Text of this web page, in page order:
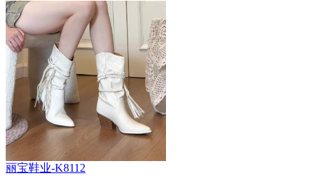
丽宝鞋业-K8112